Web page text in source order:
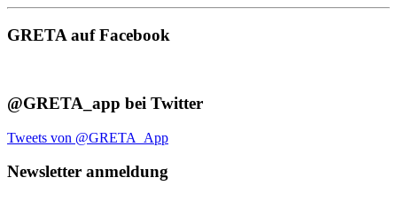
GRETA auf Facebook
@GRETA_app bei Twitter
Tweets von @GRETA_App
Newsletter anmeldung